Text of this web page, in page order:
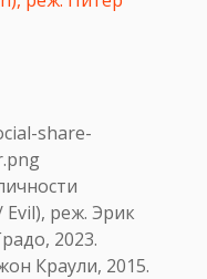
share-
реж. Эрик
2023.
Краули, 2015.